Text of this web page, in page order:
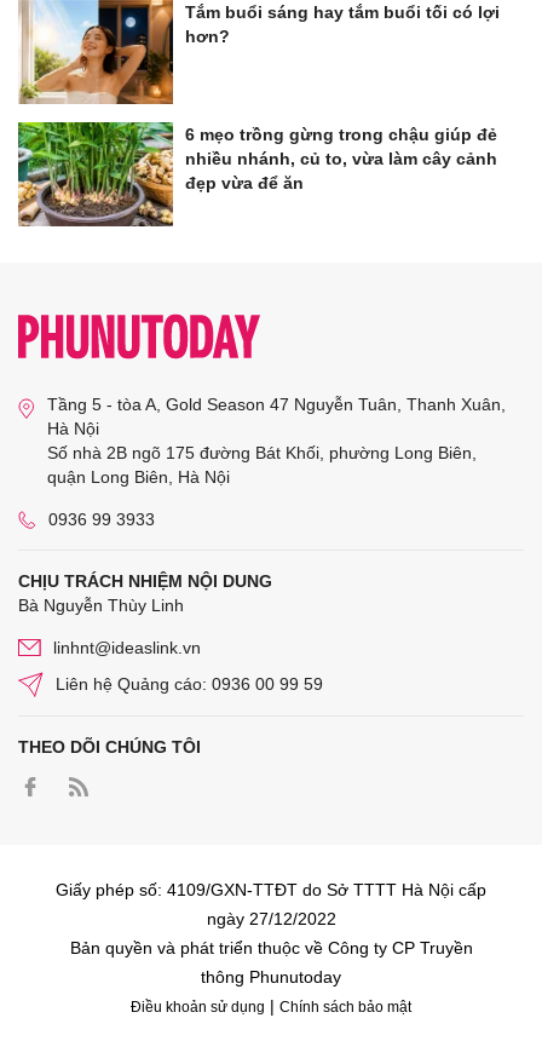
Tắm buổi sáng hay tắm buổi tối có lợi
hơn?
6 mẹo trồng gừng trong chậu giúp đẻ
nhiều nhánh, củ to, vừa làm cây cảnh
đẹp vừa để ăn
Tầng 5 - tòa A, Gold Season 47 Nguyễn Tuân, Thanh Xuân,
Hà Nội
Số nhà 2B ngõ 175 đường Bát Khối, phường Long Biên,
quận Long Biên, Hà Nội
0936 99 3933
CHỊU TRÁCH NHIỆM NỘI DUNG
Bà Nguyễn Thùy Linh
linhnt@ideaslink.vn
Liên hệ Quảng cáo: 0936 00 99 59
THEO DÕI CHÚNG TÔI
Giấy phép số: 4109/GXN-TTĐT do Sở TTTT Hà Nội cấp
ngày 27/12/2022
Bản quyền và phát triển thuộc về Công ty CP Truyền
thông Phunutoday
Điều khoản sử dụng | Chính sách bảo mật